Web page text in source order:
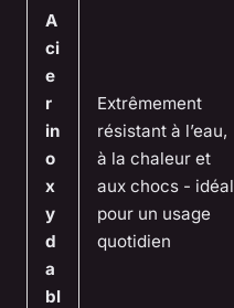
A
ci
e
r
in
o
x
y
d
a
bl
Extrêmement
résistant à l’eau,
à la chaleur et
aux chocs - idéal
pour un usage
quotidien